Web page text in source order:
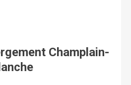
Champlain-